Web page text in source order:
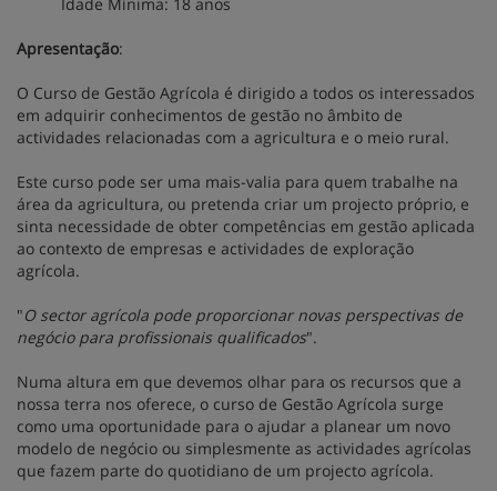
Apresentação:
O Curso de Gestão Agrícola é dirigido a todos os interessados
em adquirir conhecimentos de gestão no âmbito de
actividades relacionadas com a agricultura e o meio rural.
Este curso pode ser uma mais-valia para quem trabalhe na
área da agricultura, ou pretenda criar um projecto próprio, e
sinta necessidade de obter competências em gestão aplicada
ao contexto de empresas e actividades de exploração
agrícola.
"O sector agrícola pode proporcionar novas perspectivas de
negócio para profissionais qualificados".
Numa altura em que devemos olhar para os recursos que a
nossa terra nos oferece, o curso de Gestão Agrícola surge
como uma oportunidade para o ajudar a planear um novo
modelo de negócio ou simplesmente as actividades agrícolas
que fazem parte do quotidiano de um projecto agrícola.